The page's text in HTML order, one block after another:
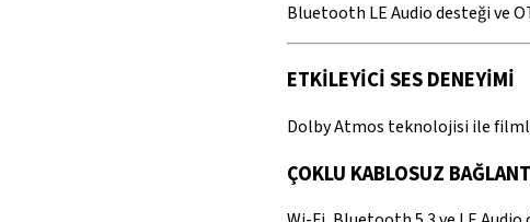
Bluetooth LE Audio desteği ve
ETKİLEYİCİ SES DENEYİMİ
Dolby Atmos teknolojisi ile
ÇOKLU KABLOSUZ